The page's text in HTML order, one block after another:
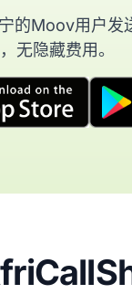
的Moov用户发
无隐藏费用。